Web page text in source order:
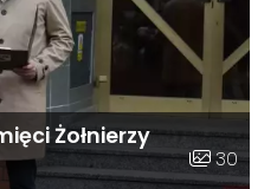
Żołnierzy
Liczba
30